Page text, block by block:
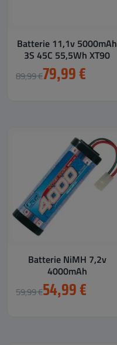
Batterie 11,1v 5000mAh
3S 45C 55,5Wh XT90
89,99 €79,99 €
Batterie NiMH 7,2v
4000mAh
59,99 €54,99 €